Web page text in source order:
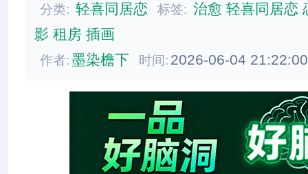
分类: 轻喜同居恋 标签: 治愈 轻喜同居恋
影 租房 插画
作者:墨染檐下 时间: 2026-06-04